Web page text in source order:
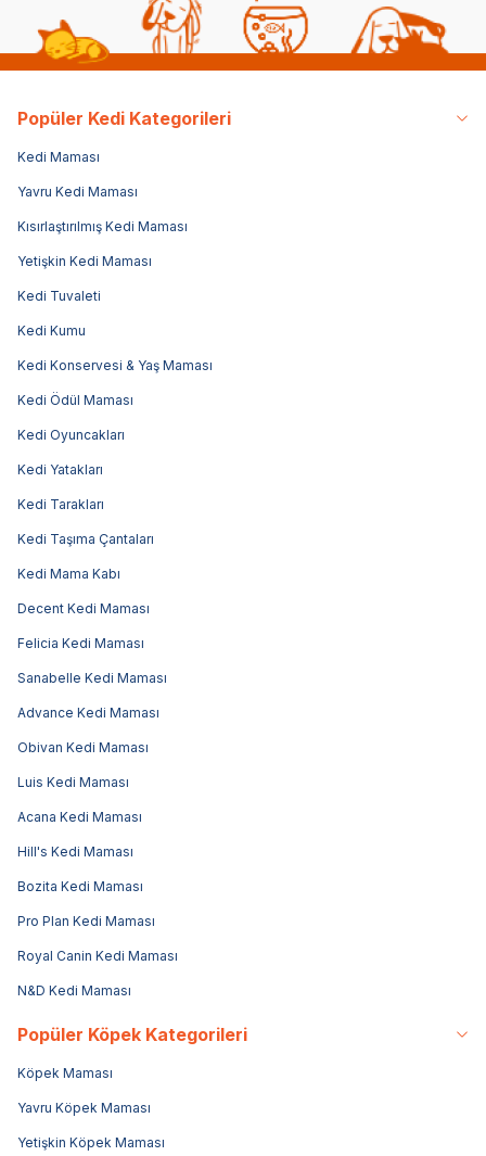
Popüler Kedi Kategorileri
Kedi Maması
Yavru Kedi Maması
Kısırlaştırılmış Kedi Maması
Yetişkin Kedi Maması
Kedi Tuvaleti
Kedi Kumu
Kedi Konservesi & Yaş Maması
Kedi Ödül Maması
Kedi Oyuncakları
Kedi Yatakları
Kedi Tarakları
Kedi Taşıma Çantaları
Kedi Mama Kabı
Decent Kedi Maması
Felicia Kedi Maması
Sanabelle Kedi Maması
Advance Kedi Maması
Obivan Kedi Maması
Luis Kedi Maması
Acana Kedi Maması
Hill's Kedi Maması
Bozita Kedi Maması
Pro Plan Kedi Maması
Royal Canin Kedi Maması
N&D Kedi Maması
Popüler Köpek Kategorileri
Köpek Maması
Yavru Köpek Maması
Yetişkin Köpek Maması